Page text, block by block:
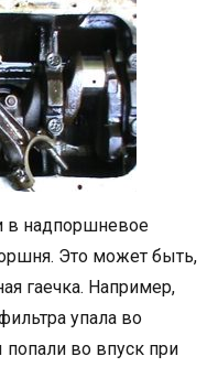
в надпоршневое
Это может быть,
гаечка. Например,
упала во
во впуск при